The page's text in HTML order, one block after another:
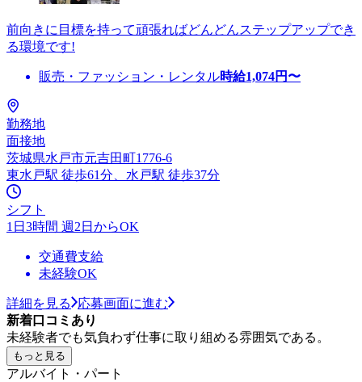
前向きに目標を持って頑張ればどんどんステップアップでき
る環境です!
販売・ファッション・レンタル時給1,074円〜
勤務地
面接地
茨城県水戸市元吉田町1776-6
東水戸駅 徒歩61分、水戸駅 徒歩37分
シフト
1日3時間 週2日からOK
交通費支給
未経験OK
詳細を見る
応募画面に進む
新着口コミあり
未経験者でも気負わず仕事に取り組める雰囲気である。
もっと見る
アルバイト・パート